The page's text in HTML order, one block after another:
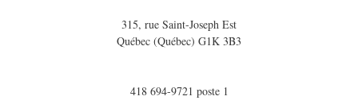
315, rue Saint-Joseph Est
Québec (Québec) G1K 3B3
418 694-9721 poste 1